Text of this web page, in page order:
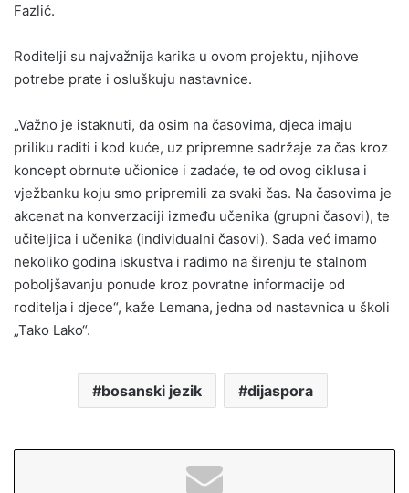
Fazlić.
Roditelji su najvažnija karika u ovom projektu, njihove
potrebe prate i osluškuju nastavnice.
„Važno je istaknuti, da osim na časovima, djeca imaju
priliku raditi i kod kuće, uz pripremne sadržaje za čas kroz
koncept obrnute učionice i zadaće, te od ovog ciklusa i
vježbanku koju smo pripremili za svaki čas. Na časovima je
akcenat na konverzaciji između učenika (grupni časovi), te
učiteljica i učenika (individualni časovi). Sada već imamo
nekoliko godina iskustva i radimo na širenju te stalnom
poboljšavanju ponude kroz povratne informacije od
roditelja i djece“, kaže Lemana, jedna od nastavnica u školi
„Tako Lako“.
bosanski jezik dijaspora